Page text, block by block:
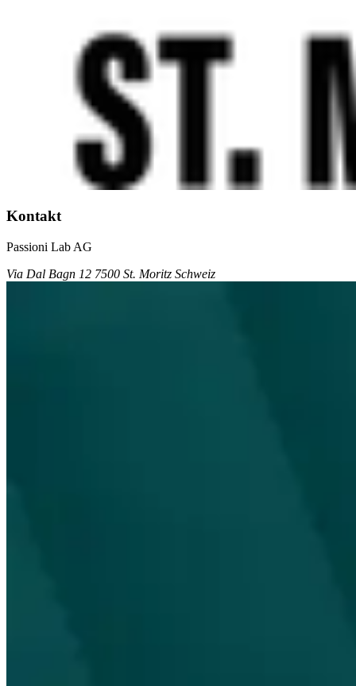
Kontakt
Passioni Lab AG
Via Dal Bagn 12 7500 St. Moritz Schweiz